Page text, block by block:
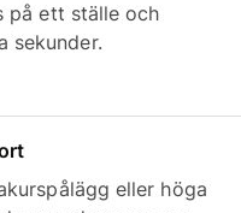
på ett ställe och
sekunder.
eller höga